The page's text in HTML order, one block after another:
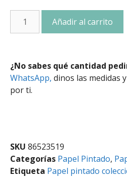
Añadir al carrito
¿No sabes qué cantidad
WhatsApp, dinos las medidas
por ti.
SKU 86523519
Categorías Papel Pintado,
Etiqueta Papel pintado